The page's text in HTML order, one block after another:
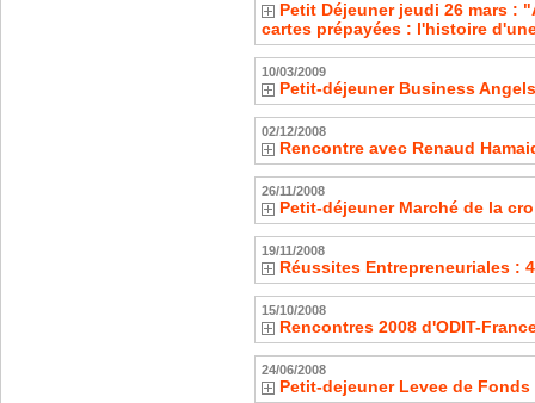
Petit Déjeuner jeudi 26 mars :
cartes prépayées : l'histoire
10/03/2009
Petit-déjeuner Business Angels
02/12/2008
Rencontre avec Renaud
26/11/2008
Petit-déjeuner Marché de la
19/11/2008
Réussites Entrepreneuriales :
15/10/2008
Rencontres 2008 d'ODIT-
24/06/2008
Petit-dejeuner Levee de